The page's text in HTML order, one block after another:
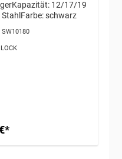
12/17/19
schwarz
SW10180